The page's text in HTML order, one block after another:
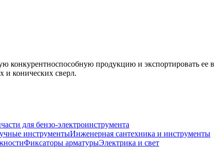
конкурентноспособную продукцию и экспортировать ее в
и конических сверл.
для бензо-электроинструмента
инструментыИнженерная сантехника и инструменты
Фиксаторы арматурыЭлектрика и свет